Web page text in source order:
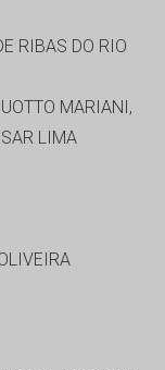
RIBAS DO RIO
MARIANI,
LIMA